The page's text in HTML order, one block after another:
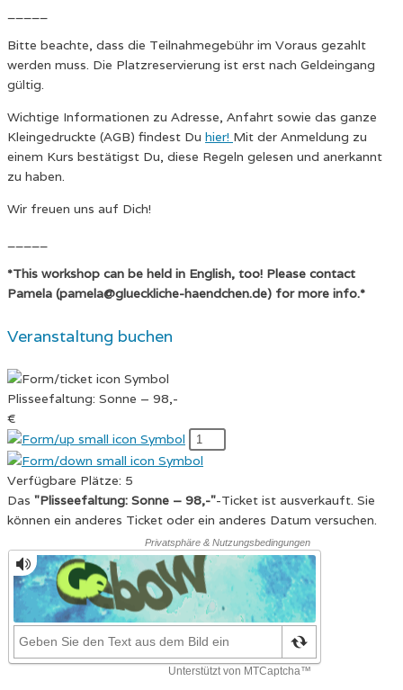
Bitte beachte, dass die Teilnahmegebühr im Voraus gezahlt
werden muss. Die Platzreservierung ist erst nach Geldeingang
gültig.
Wichtige Informationen zu Adresse, Anfahrt sowie das ganze
Kleingedruckte (AGB) findest Du hier! Mit der Anmeldung zu
einem Kurs bestätigst Du, diese Regeln gelesen und anerkannt
zu haben.
Wir freuen uns auf Dich!
*This workshop can be held in English, too! Please contact
Pamela (pamela@glueckliche-haendchen.de) for more info.*
Veranstaltung buchen
Plisseefaltung: Sonne – 98,-
€
Verfügbare Plätze: 5
Das "Plisseefaltung: Sonne – 98,-"-Ticket ist ausverkauft. Sie
können ein anderes Ticket oder ein anderes Datum versuchen.